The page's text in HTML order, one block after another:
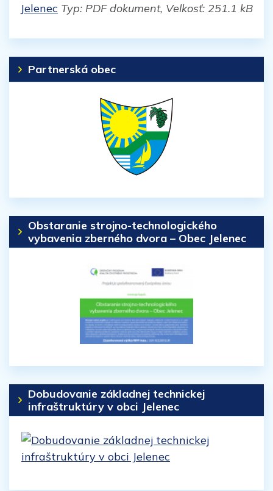
Jelenec Typ: PDF dokument, Velkosť: 251.1 kB
Partnerská obec
Obstaranie strojno-technologického
vybavenia zberného dvora – Obec Jelenec
Dobudovanie základnej technickej
infraštruktúry v obci Jelenec